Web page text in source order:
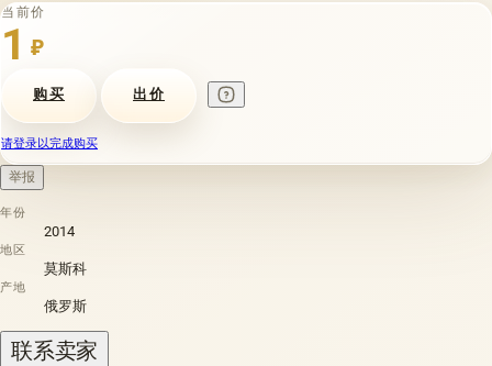
当前价
1 ₽
购买 出价
请登录以完成购买
举报
年份
2014
地区
莫斯科
产地
俄罗斯
联系卖家